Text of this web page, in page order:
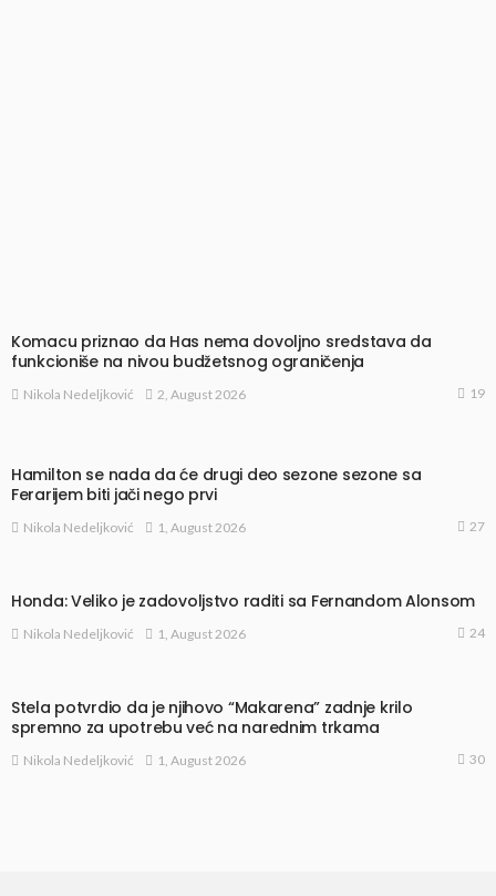
Komacu priznao da Has nema dovoljno sredstava da
funkcioniše na nivou budžetsnog ograničenja
Nikola Nedeljković 2, August 2026 19
Hamilton se nada da će drugi deo sezone sezone sa
Ferarijem biti jači nego prvi
Nikola Nedeljković 1, August 2026 27
Honda: Veliko je zadovoljstvo raditi sa Fernandom Alonsom
Nikola Nedeljković 1, August 2026 24
Stela potvrdio da je njihovo “Makarena” zadnje krilo
spremno za upotrebu već na narednim trkama
Nikola Nedeljković 1, August 2026 30